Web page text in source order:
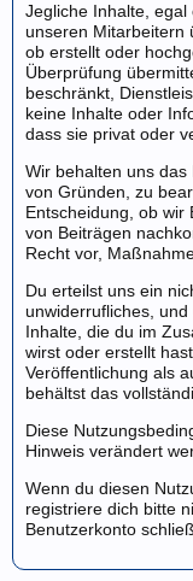
Jegliche Inhalte,
unseren Mitarbeitern
ob erstellt oder
Überprüfung
beschränkt,
keine Inhalte oder
dass sie privat oder
Wir behalten uns das
von Gründen, zu
Entscheidung, ob wir
von Beiträgen
Recht vor,
Du erteilst uns ein
unwiderrufliches,
Inhalte, die du im
wirst oder erstellt
Veröffentlichung als
behältst das
Diese
Hinweis verändert
Wenn du diesen
registriere dich bitte
Benutzerkonto